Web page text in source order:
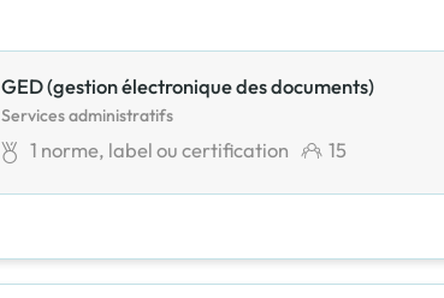
GED (gestion électronique des documents)
Services administratifs
1 norme, label ou certification 15